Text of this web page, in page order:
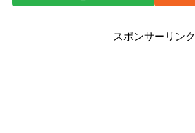
スポンサーリンク